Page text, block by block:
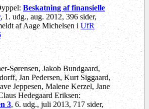
Beskatning af finansielle
, 1. udg., aug. 2012, 396 sider,
af Aage Michelsen i UfR
Sørensen, Jakob Bundgaard,
Jan Pedersen, Kurt Siggaard,
Jeppesen, Malene Kerzel, Jane
Hedegaard Eriksen:
3, 6. udg., juli 2013, 717 sider,